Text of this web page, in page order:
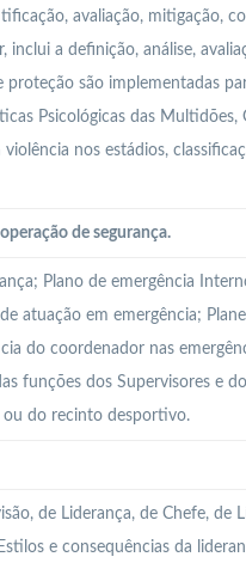
avaliação, mitigação,
a definição, análise,
proteção são implementadas
Psicológicas das Multidões,
nos estádios,
de segurança.
Plano de emergência
atuação em emergência;
do coordenador nas
funções dos Supervisores e
do recinto desportivo.
de Liderança, de Chefe, de
e consequências da